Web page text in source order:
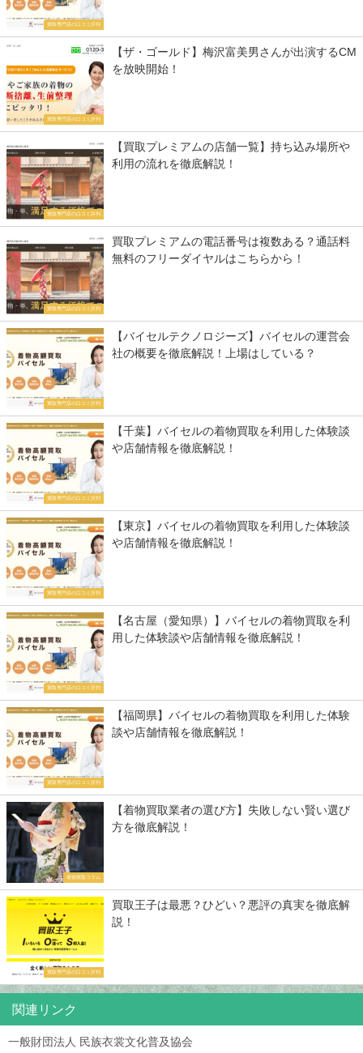
買取専門店の口コミ評判
買取専門店の口コミ評判
【ザ・ゴールド】梅沢富美男さんが出演するCM
を放映開始！
買取専門店の口コミ評判
【買取プレミアムの店舗一覧】持ち込み場所や
利用の流れを徹底解説！
買取専門店の口コミ評判
買取プレミアムの電話番号は複数ある？通話料
無料のフリーダイヤルはこちらから！
買取専門店の口コミ評判
【バイセルテクノロジーズ】バイセルの運営会
社の概要を徹底解説！上場はしている？
買取専門店の口コミ評判
【千葉】バイセルの着物買取を利用した体験談
や店舗情報を徹底解説！
買取専門店の口コミ評判
【東京】バイセルの着物買取を利用した体験談
や店舗情報を徹底解説！
買取専門店の口コミ評判
【名古屋（愛知県）】バイセルの着物買取を利
用した体験談や店舗情報を徹底解説！
買取専門店の口コミ評判
【福岡県】バイセルの着物買取を利用した体験
談や店舗情報を徹底解説！
着物買取コラム
【着物買取業者の選び方】失敗しない賢い選び
方を徹底解説！
買取専門店の口コミ評判
買取王子は最悪？ひどい？悪評の真実を徹底解
説！
関連リンク
一般財団法人 民族衣裳文化普及協会